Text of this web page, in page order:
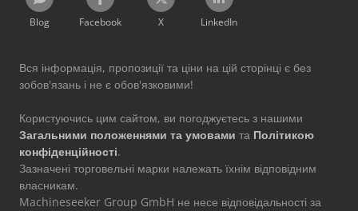
Blog Facebook X LinkedIn
Вся інформація, пропозиції та ціни на цій сторінці є без
зобов'язань і не є обов'язковими!
Користуючись цим сайтом, ви погоджуєтесь з нашими
Загальними положеннями та умовами та Політикою
конфіденційності.
Зазначені торговельні марки належать їхнім відповідним
власникам.
Machineseeker Group GmbH не несе відповідальності за